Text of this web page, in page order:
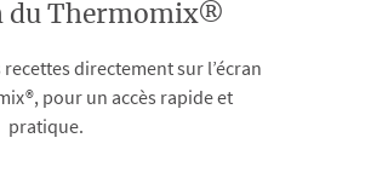
du Thermomix®
directement sur l’écran
pour un accès rapide et
pratique.